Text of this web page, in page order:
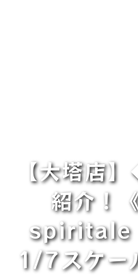
【大塔店
紹介！
spiritale
1/7スケー